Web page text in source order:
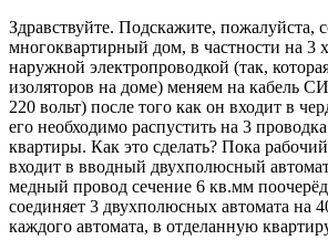
Здравствуйте. Подскажите, пожалуйста,
многоквартирный дом, в частности на 3
наружной электропроводкой (так,
изоляторов на доме) меняем на кабель
220 вольт) после того как он входит в
его необходимо распустить на 3
квартиры. Как это сделать? Пока
входит в вводный двухполюсный
медный провод сечение 6 кв.мм
соединяет 3 двухполюсных автомата на
каждого автомата, в отделанную